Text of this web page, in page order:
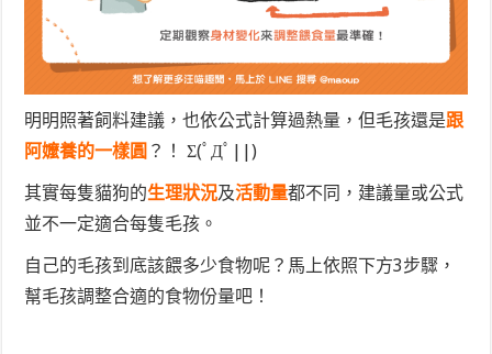
明明照著飼料建議，也依公式計算過熱量，但毛孩還是跟
阿嬤養的一樣圓 ？！ Σ(ﾟДﾟ||)
其實每隻貓狗的生理狀況及活動量都不同，建議量或公式
並不一定適合每隻毛孩。
自己的毛孩到底該餵多少食物呢？馬上依照下方3步驟，
幫毛孩調整合適的食物份量吧！